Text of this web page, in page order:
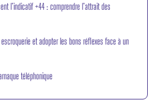
l’indicatif +44 : comprendre l’attrait des
escroquerie et adopter les bons réflexes face à un
téléphonique